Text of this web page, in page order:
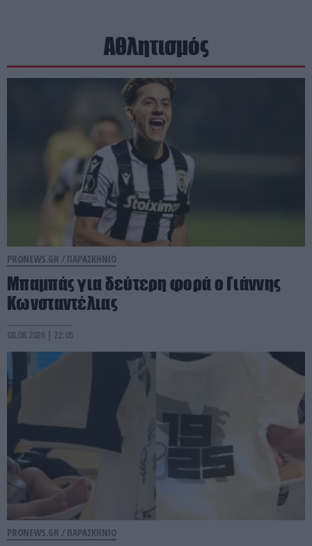
Αθλητισμός
PRONEWS.GR / ΠΑΡΑΣΚΗΝΙΟ
Μπαμπάς για δεύτερη φορά ο Γιάννης
Κωνσταντέλιας
08.08.2026 | 22:05
PRONEWS.GR / ΠΑΡΑΣΚΗΝΙΟ